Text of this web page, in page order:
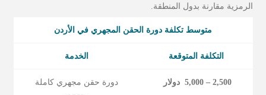
الرمزية مقارنة بدول المنطقة.
متوسط تكلفة دورة الحقن المجهري في الأردن
التكلفة المتوقعة الخدمة
2,500 – 5,000 دولار
دورة حقن مجهري كاملة